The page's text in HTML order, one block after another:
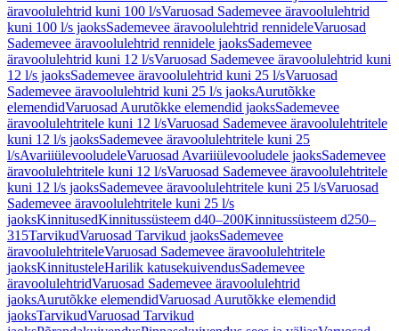
äravoolulehtrid kuni 100 l/sVaruosad Sademevee äravoolulehtrid
kuni 100 l/s jaoksSademevee äravoolulehtrid rennideleVaruosad
Sademevee äravoolulehtrid rennidele jaoksSademevee
äravoolulehtrid kuni 12 l/sVaruosad Sademevee äravoolulehtrid kuni
12 l/s jaoksSademevee äravoolulehtrid kuni 25 l/sVaruosad
Sademevee äravoolulehtrid kuni 25 l/s jaoksAurutõkke
elemendidVaruosad Aurutõkke elemendid jaoksSademevee
äravoolulehtritele kuni 12 l/sVaruosad Sademevee äravoolulehtritele
kuni 12 l/s jaoksSademevee äravoolulehtritele kuni 25
l/sAvariiülevooludeleVaruosad Avariiülevooludele jaoksSademevee
äravoolulehtritele kuni 12 l/sVaruosad Sademevee äravoolulehtritele
kuni 12 l/s jaoksSademevee äravoolulehtritele kuni 25 l/sVaruosad
Sademevee äravoolulehtritele kuni 25 l/s
jaoksKinnitusedKinnitussüsteem d40–200Kinnitussüsteem d250–
315TarvikudVaruosad Tarvikud jaoksSademevee
äravoolulehtriteleVaruosad Sademevee äravoolulehtritele
jaoksKinnitusteleHarilik katusekuivendusSademevee
äravoolulehtridVaruosad Sademevee äravoolulehtrid
jaoksAurutõkke elemendidVaruosad Aurutõkke elemendid
jaoksTarvikudVaruosad Tarvikud